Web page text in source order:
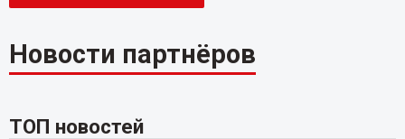
Новости партнёров
ТОП новостей